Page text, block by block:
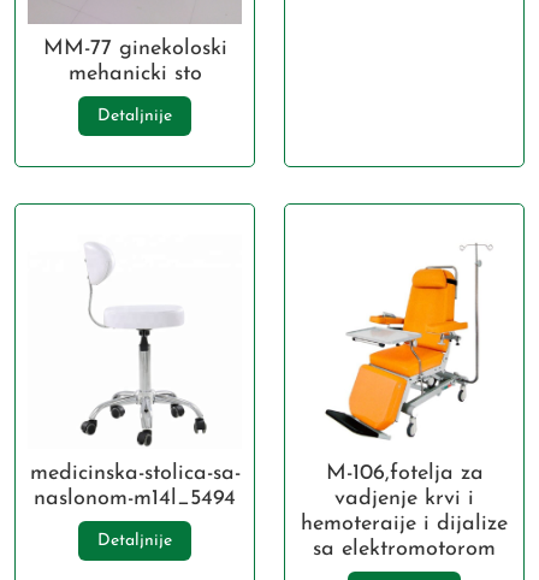
MM-77 ginekoloski
mehanicki sto
Detaljnije
medicinska-stolica-sa-
naslonom-m14l_5494
Detaljnije
M-106,fotelja za
vadjenje krvi i
hemoteraije i dijalize
sa elektromotorom